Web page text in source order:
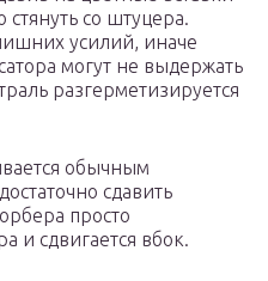
со штуцера.
усилий, иначе
могут не выдержать
разгерметизируется
обычным
сдавить
просто
и сдвигается вбок.